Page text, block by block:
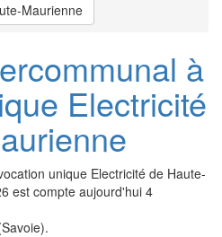
Maurienne
à
Electricité
unique Electricité de Haute-
est compte aujourd'hui 4